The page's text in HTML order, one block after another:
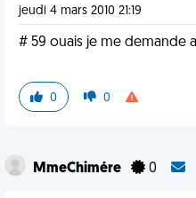
jeudi 4 mars 2010 21:19
# 59 ouais je me demande
0 0
MmeChimére 0